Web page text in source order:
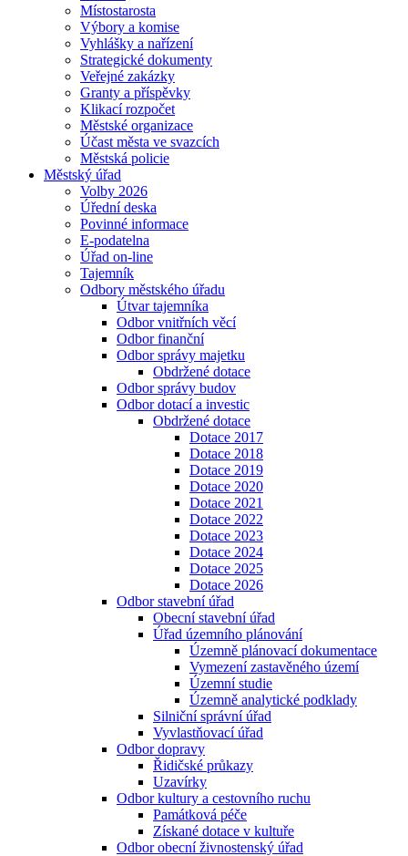
Místostarosta
Výbory a komise
Vyhlášky a nařízení
Strategické dokumenty
Veřejné zakázky
Granty a příspěvky
Klikací rozpočet
Městské organizace
Účast města ve svazcích
Městská policie
Městský úřad
Volby 2026
Úřední deska
Povinné informace
E-podatelna
Úřad on-line
Tajemník
Odbory městského úřadu
Útvar tajemníka
Odbor vnitřních věcí
Odbor finanční
Odbor správy majetku
Obdržené dotace
Odbor správy budov
Odbor dotací a investic
Obdržené dotace
Dotace 2017
Dotace 2018
Dotace 2019
Dotace 2020
Dotace 2021
Dotace 2022
Dotace 2023
Dotace 2024
Dotace 2025
Dotace 2026
Odbor stavební úřad
Obecní stavební úřad
Úřad územního plánování
Územně plánovací dokumentace
Vymezení zastavěného území
Územní studie
Územně analytické podklady
Silniční správní úřad
Vyvlastňovací úřad
Odbor dopravy
Řidičské průkazy
Uzavírky
Odbor kultury a cestovního ruchu
Památková péče
Získané dotace v kultuře
Odbor obecní živnostenský úřad